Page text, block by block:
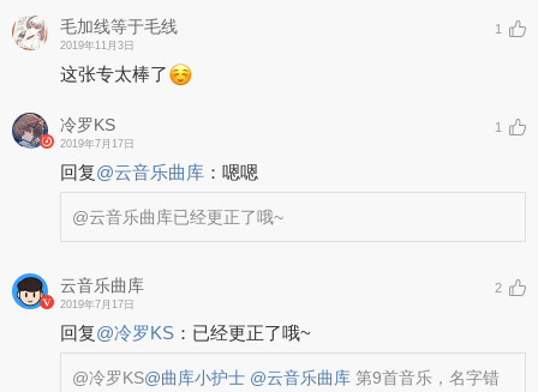
毛加线等于毛线
2019年11月3日
1
这张专太棒了
冷罗KS
2019年7月17日
1
回复@云音乐曲库 ： 嗯嗯
@云音乐曲库已经更正了哦~
云音乐曲库
2019年7月17日
2
回复@冷罗KS ： 已经更正了哦~
@冷罗KS@曲库小护士 @云音乐曲库 第9首音乐，名字错